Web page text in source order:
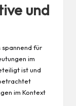
und
für
im
ist und
im Kontext